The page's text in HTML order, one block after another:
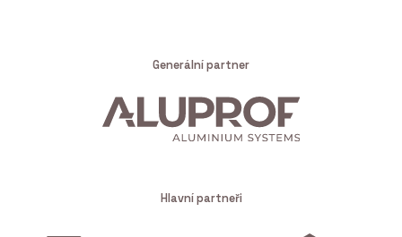
Generální partner
Hlavní partneři